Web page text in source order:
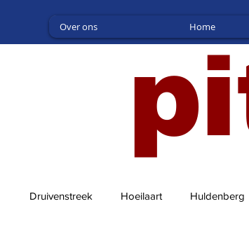
Over ons Home
Druivenstreek Hoeilaart Huldenberg